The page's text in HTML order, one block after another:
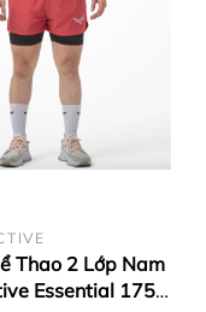
Thao 2 Lớp Nam
Essential 175,